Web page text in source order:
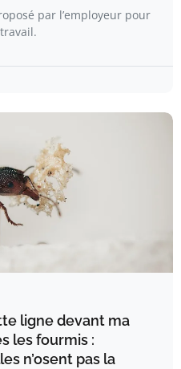
par l’employeur pour
ligne devant ma
les fourmis :
n’osent pas la